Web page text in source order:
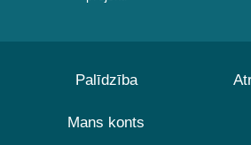
Palīdzība
Mans konts